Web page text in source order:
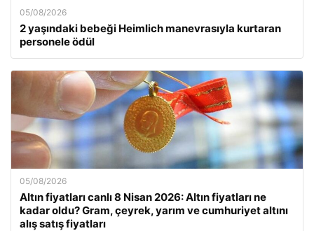
05/08/2026
2 yaşındaki bebeği Heimlich manevrasıyla kurtaran
personele ödül
05/08/2026
Altın fiyatları canlı 8 Nisan 2026: Altın fiyatları ne
kadar oldu? Gram, çeyrek, yarım ve cumhuriyet altını
alış satış fiyatları